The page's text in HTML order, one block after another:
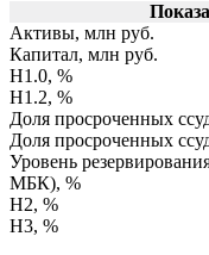
Активы, млн руб.
Капитал, млн руб.
Н1.0, %
Н1.2, %
Доля просроченных
Доля просроченных
Уровень
МБК), %
Н2, %
Н3, %